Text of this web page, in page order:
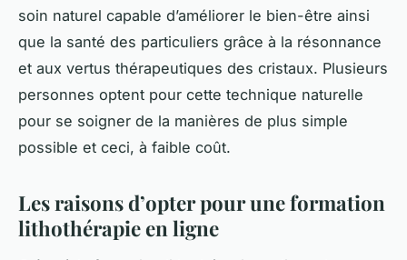
soin naturel capable d’améliorer le bien-être ainsi
que la santé des particuliers grâce à la résonnance
et aux vertus thérapeutiques des cristaux. Plusieurs
personnes optent pour cette technique naturelle
pour se soigner de la manières de plus simple
possible et ceci, à faible coût.
Les raisons d’opter pour une formation
lithothérapie en ligne